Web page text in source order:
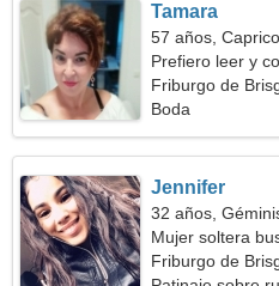
Tamara
57 años,
Prefiero leer y
Friburgo de
Boda
Jennifer
32 años,
Mujer soltera
Friburgo de